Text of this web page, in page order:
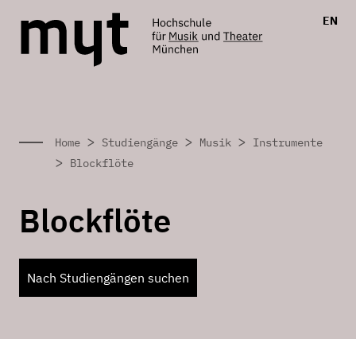
EN
Home > Studiengänge > Musik > Instrumente
> Blockflöte
Blockflöte
Nach Studiengängen suchen